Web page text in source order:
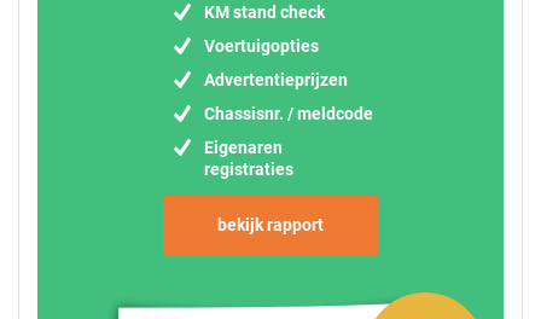
KM stand check
Voertuigopties
Advertentieprijzen
Chassisnr. / meldcode
Eigenaren
registraties
bekijk rapport